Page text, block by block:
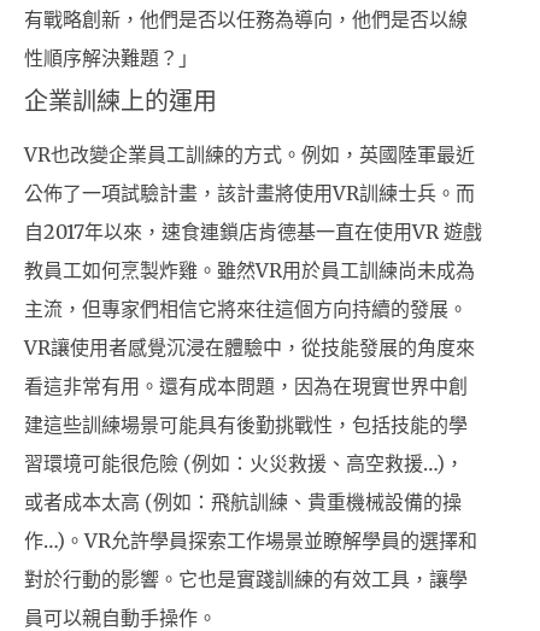
有戰略創新，他們是否以任務為導向，他們是否以線
性順序解決難題？」
企業訓練上的運用
VR也改變企業員工訓練的方式。例如，英國陸軍最近
公佈了一項試驗計畫，該計畫將使用VR訓練士兵。而
自2017年以來，速食連鎖店肯德基一直在使用VR 遊戲
教員工如何烹製炸雞。雖然VR用於員工訓練尚未成為
主流，但專家們相信它將來往這個方向持續的發展。
VR讓使用者感覺沉浸在體驗中，從技能發展的角度來
看這非常有用。還有成本問題，因為在現實世界中創
建這些訓練場景可能具有後勤挑戰性，包括技能的學
習環境可能很危險 (例如：火災救援、高空救援…)，
或者成本太高 (例如：飛航訓練、貴重機械設備的操
作…)。VR允許學員探索工作場景並瞭解學員的選擇和
對於行動的影響。它也是實踐訓練的有效工具，讓學
員可以親自動手操作。